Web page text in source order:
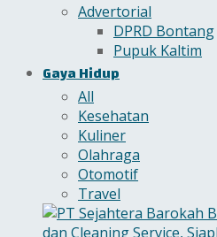
Advertorial
DPRD Bontang
Pupuk Kaltim
Gaya Hidup
All
Kesehatan
Kuliner
Olahraga
Otomotif
Travel